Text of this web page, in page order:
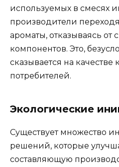
используемых в смесях
производители
ароматы, отказываясь от
компонентов. Это,
сказывается на
потребителей.
Экологические
Существует множество
решений, которые
составляющую